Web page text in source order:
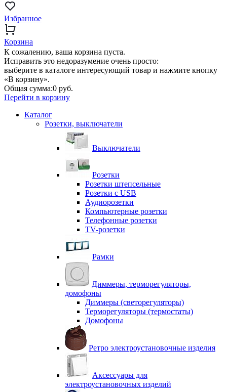
Избранное
Корзина
К сожалению, ваша корзина пуста.
Исправить это недоразумение очень просто:
выберите в каталоге интересующий товар и нажмите кнопку
«В корзину».
Общая сумма:0 руб.
Перейти в корзину
Каталог
Розетки, выключатели
Выключатели
Розетки
Розетки штепсельные
Розетки с USB
Аудиорозетки
Компьютерные розетки
Телефонные розетки
TV-розетки
Рамки
Диммеры, терморегуляторы,
домофоны
Диммеры (светорегуляторы)
Терморегуляторы (термостаты)
Домофоны
Ретро электроустановочные изделия
Аксессуары для
электроустановочных изделий